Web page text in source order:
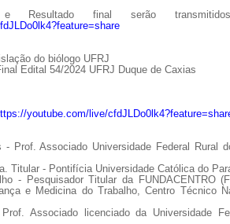
Resultado final serão
do biólogo UFRJ
Edital 54/2024 UFRJ Duque de Caxias
youtube.com/live/
- Prof. Associado Universidade Federal Rural
Titular - Pontifícia Universidade Católica do
- Pesquisador Titular da FUNDACENTRO
e Medicina do Trabalho, Centro Técnico
Associado licenciado da Universidade